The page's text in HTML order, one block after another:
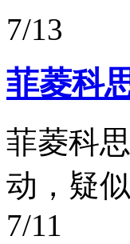
7/13
菲菱科
菲菱科
动，疑
7/11